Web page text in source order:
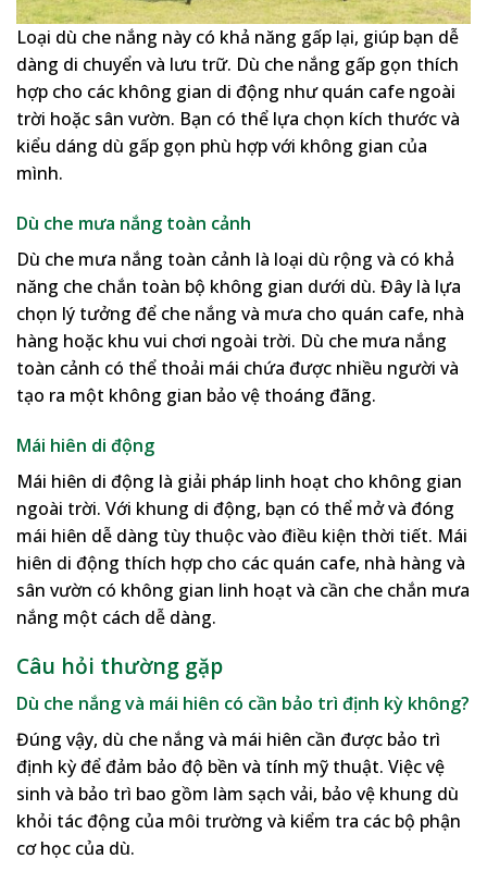
Loại dù che nắng này có khả năng gấp lại, giúp bạn dễ
dàng di chuyển và lưu trữ. Dù che nắng gấp gọn thích
hợp cho các không gian di động như quán cafe ngoài
trời hoặc sân vườn. Bạn có thể lựa chọn kích thước và
kiểu dáng dù gấp gọn phù hợp với không gian của
mình.
Dù che mưa nắng toàn cảnh
Dù che mưa nắng toàn cảnh là loại dù rộng và có khả
năng che chắn toàn bộ không gian dưới dù. Đây là lựa
chọn lý tưởng để che nắng và mưa cho quán cafe, nhà
hàng hoặc khu vui chơi ngoài trời. Dù che mưa nắng
toàn cảnh có thể thoải mái chứa được nhiều người và
tạo ra một không gian bảo vệ thoáng đãng.
Mái hiên di động
Mái hiên di động là giải pháp linh hoạt cho không gian
ngoài trời. Với khung di động, bạn có thể mở và đóng
mái hiên dễ dàng tùy thuộc vào điều kiện thời tiết. Mái
hiên di động thích hợp cho các quán cafe, nhà hàng và
sân vườn có không gian linh hoạt và cần che chắn mưa
nắng một cách dễ dàng.
Câu hỏi thường gặp
Dù che nắng và mái hiên có cần bảo trì định kỳ không?
Đúng vậy, dù che nắng và mái hiên cần được bảo trì
định kỳ để đảm bảo độ bền và tính mỹ thuật. Việc vệ
sinh và bảo trì bao gồm làm sạch vải, bảo vệ khung dù
khỏi tác động của môi trường và kiểm tra các bộ phận
cơ học của dù.